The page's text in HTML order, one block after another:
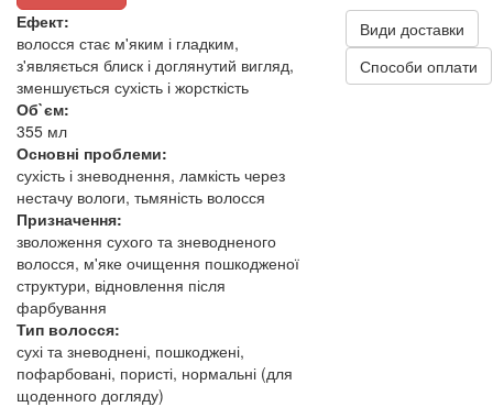
Ефект:
волосся стає м'яким і гладким,
з'являється блиск і доглянутий вигляд,
зменшується сухість і жорсткість
Об`єм:
355 мл
Основні проблеми:
сухість і зневоднення, ламкість через
нестачу вологи, тьмяність волосся
Призначення:
зволоження сухого та зневодненого
волосся, м'яке очищення пошкодженої
структури, відновлення після
фарбування
Тип волосся:
сухі та зневоднені, пошкоджені,
пофарбовані, пористі, нормальні (для
щоденного догляду)
Види доставки
Способи оплати